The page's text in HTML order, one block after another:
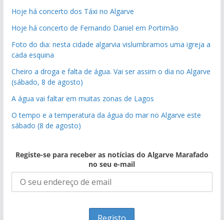
Hoje há concerto dos Táxi no Algarve
Hoje há concerto de Fernando Daniel em Portimão
Foto do dia: nesta cidade algarvia vislumbramos uma igreja a
cada esquina
Cheiro a droga e falta de água. Vai ser assim o dia no Algarve
(sábado, 8 de agosto)
A água vai faltar em muitas zonas de Lagos
O tempo e a temperatura da água do mar no Algarve este
sábado (8 de agosto)
Registe-se para receber as notícias do Algarve Marafado
no seu e-mail